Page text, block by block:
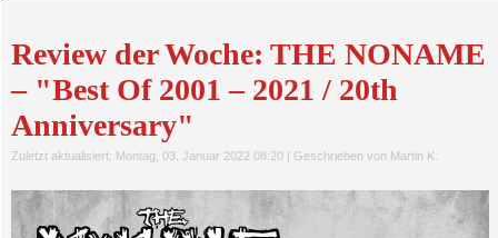
Review der Woche: THE NONAME
– "Best Of 2001 – 2021 / 20th
Anniversary"
Zuletzt aktualisiert: Montag, 03. Januar 2022 08:20| Geschrieben von Martin K.